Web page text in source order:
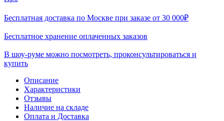
Бесплатная доставка по Москве при заказе от 30 000₽
Бесплатное хранение оплаченных заказов
В шоу-руме можно посмотреть, проконсультироваться и
купить
Описание
Характеристики
Отзывы
Наличие на складе
Оплата и Доставка